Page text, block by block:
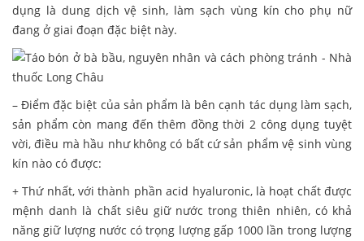
dụng là dung dịch vệ sinh, làm sạch vùng kín cho phụ nữ
đang ở giai đoạn đặc biệt này.
– Điểm đặc biệt của sản phẩm là bên cạnh tác dụng làm sạch,
sản phẩm còn mang đến thêm đồng thời 2 công dụng tuyệt
vời, điều mà hầu như không có bất cứ sản phẩm vệ sinh vùng
kín nào có được:
+ Thứ nhất, với thành phần acid hyaluronic, là hoạt chất được
mệnh danh là chất siêu giữ nước trong thiên nhiên, có khả
năng giữ lượng nước có trọng lượng gấp 1000 lần trong lượng